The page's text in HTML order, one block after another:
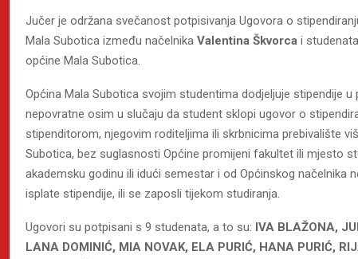
Jučer je održana svečanost potpisivanja Ugovora o
Mala Subotica između načelnika Valentina Škvorca i
općine Mala Subotica.
Općina Mala Subotica svojim studentima dodjeljuje stipendije
nepovratne osim u slučaju da student sklopi ugovor o
stipenditorom, njegovim roditeljima ili skrbnicima prebivalište
Subotica, bez suglasnosti Općine promijeni fakultet ili mjesto
akademsku godinu ili idući semestar i od Općinskog načelnika
isplate stipendije, ili se zaposli tijekom studiranja.
Ugovori su potpisani s 9 studenata, a to su: IVA BLAŽONA,
LANA DOMINIĆ, MIA NOVAK, ELA PURIĆ, HANA PURIĆ,